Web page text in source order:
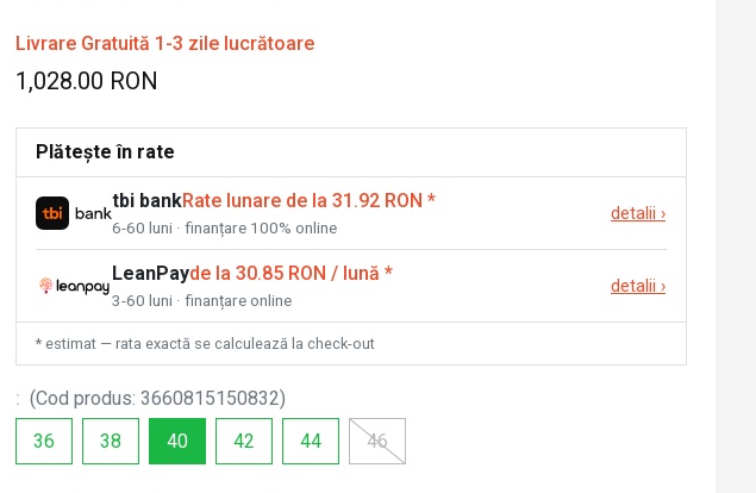
Livrare Gratuită 1-3 zile lucrătoare
1,028.00 RON
Plătește în rate
tbi bankRate lunare de la 31.92 RON *
6-60 luni · finanțare 100% online
detalii ›
LeanPayde la 30.85 RON / lună *
3-60 luni · finanțare online
detalii ›
* estimat — rata exactă se calculează la check-out
: (Cod produs: 3660815150832)
36
38 40 42 44 46